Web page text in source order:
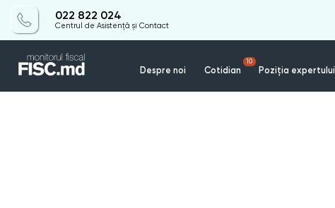
022 822 024
Centrul de Asistență și Contact
Despre noi Cotidian
10
Poziția expertului